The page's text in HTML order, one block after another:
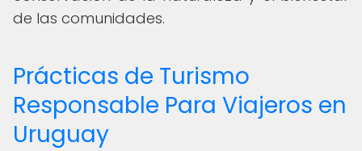
de las comunidades.
Prácticas de Turismo
Responsable Para Viajeros en
Uruguay